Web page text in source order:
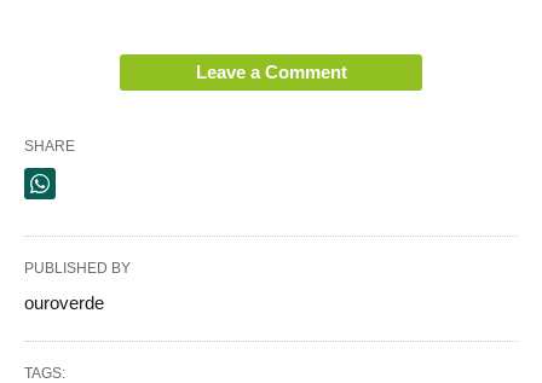
Leave a Comment
SHARE
PUBLISHED BY
ouroverde
TAGS: